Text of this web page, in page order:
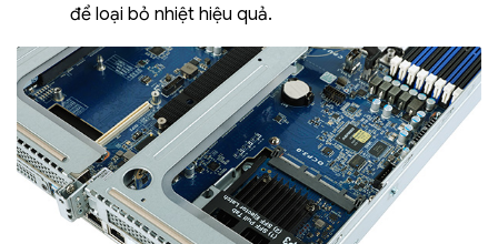
để loại bỏ nhiệt hiệu quả.